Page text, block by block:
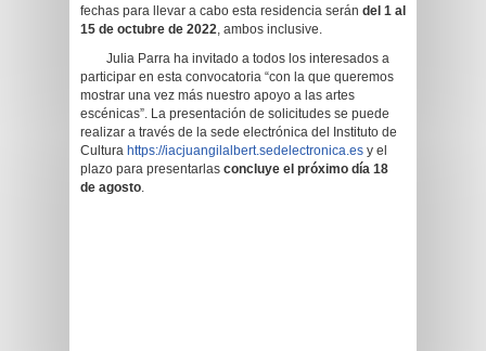
fechas para llevar a cabo esta residencia serán del 1 al
15 de octubre de 2022, ambos inclusive.
Julia Parra ha invitado a todos los interesados a
participar en esta convocatoria “con la que queremos
mostrar una vez más nuestro apoyo a las artes
escénicas”. La presentación de solicitudes se puede
realizar a través de la sede electrónica del Instituto de
Cultura https://iacjuangilalbert.sedelectronica.es y el
plazo para presentarlas concluye el próximo día 18
de agosto.